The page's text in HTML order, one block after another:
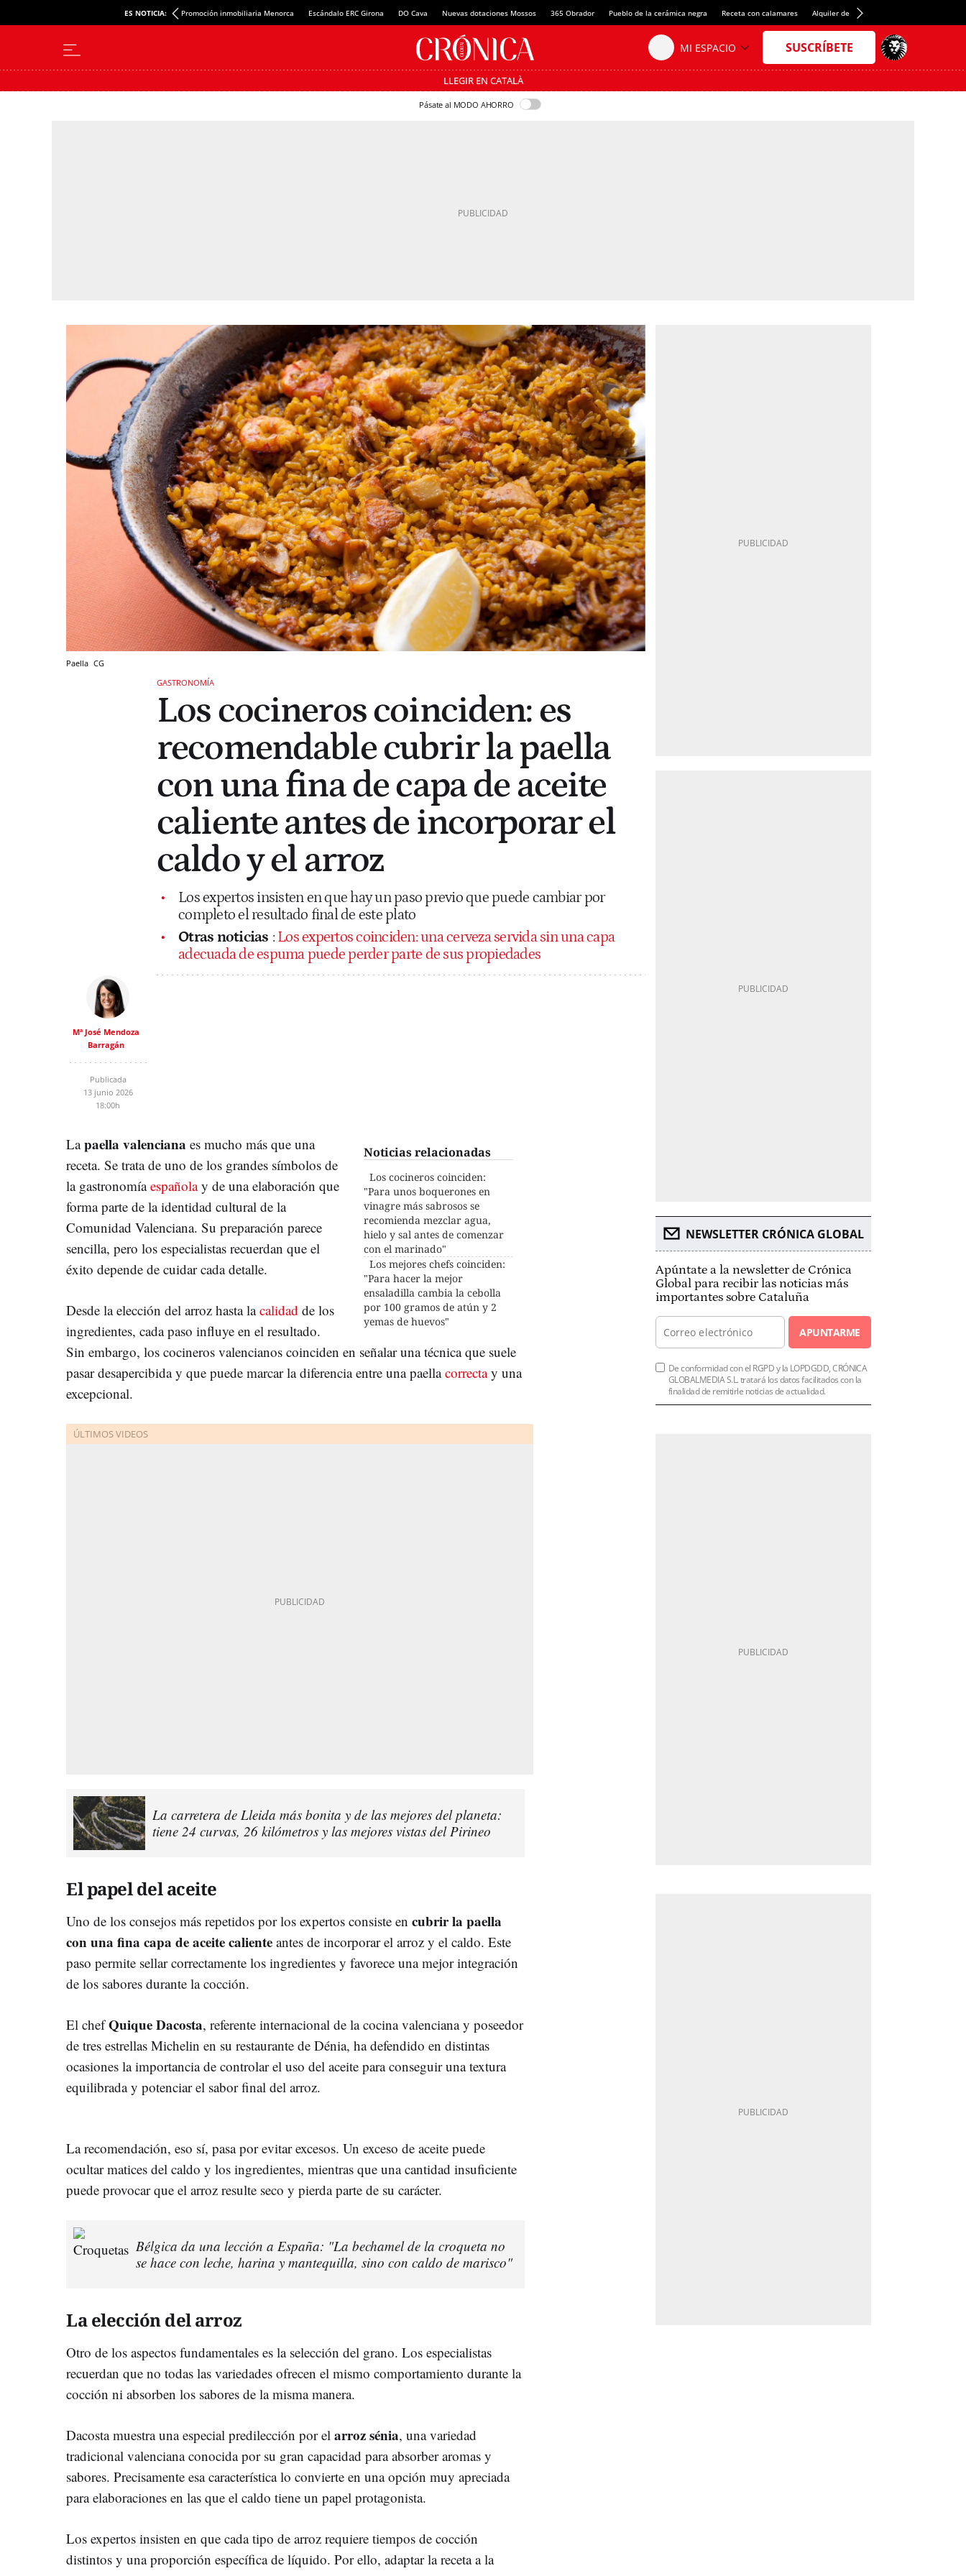
ES NOTICIA: Promoción inmobiliaria Menorca Escándalo ERC Girona DO Cava Nuevas dotaciones Mossos 365 Obrador Pueblo de la cerámica negra Receta con calamares Alquiler de habitaciones en España
LLEGIR EN CATALÀ
Pásate al MODO AHORRO
Paella CG
GASTRONOMÍA
Los cocineros coinciden: es
recomendable cubrir la paella
con una fina de capa de aceite
caliente antes de incorporar el
caldo y el arroz
Los expertos insisten en que hay un paso previo que puede cambiar por
completo el resultado final de este plato
Otras noticias : Los expertos coinciden: una cerveza servida sin una capa
adecuada de espuma puede perder parte de sus propiedades
Mª José Mendoza
Barragán
Publicada
13 junio 2026
18:00h
Noticias relacionadas
Los cocineros coinciden:
"Para unos boquerones en
vinagre más sabrosos se
recomienda mezclar agua,
hielo y sal antes de comenzar
con el marinado"
Los mejores chefs coinciden:
"Para hacer la mejor
ensaladilla cambia la cebolla
por 100 gramos de atún y 2
yemas de huevos"
Lapaella valenciana es mucho más que una
receta. Se trata de uno de los grandes símbolos de
la gastronomíaespañolay de una elaboración que
forma parte de la identidad cultural de la
Comunidad Valenciana. Su preparación parece
sencilla, pero los especialistas recuerdan que el
éxito depende de cuidar cada detalle.
Desde la elección del arroz hasta lacalidad de los
ingredientes, cada paso influye en el resultado.
Sin embargo, los cocineros valencianos coinciden en señalar una técnica que suele
pasar desapercibida y que puede marcar la diferencia entre una paellacorrectay una
excepcional.
La carretera de Lleida más bonita y de las mejores del planeta:
tiene 24 curvas, 26 kilómetros y las mejores vistas del Pirineo
El papel del aceite
Uno de los consejos más repetidos por los expertos consiste en cubrir la paella
con una fina capa de aceite caliente antes de incorporar el arroz y el caldo. Este
paso permite sellar correctamente los ingredientes y favorece una mejor integración
de los sabores durante la cocción.
El chefQuique Dacosta, referente internacional de la cocina valenciana y poseedor
de tres estrellas Michelin en su restaurante de Dénia, ha defendido en distintas
ocasiones la importancia de controlar el uso del aceite para conseguir una textura
equilibrada y potenciar el sabor final del arroz.
La recomendación, eso sí, pasa por evitar excesos. Un exceso de aceite puede
ocultar matices del caldo y los ingredientes, mientras que una cantidad insuficiente
puede provocar que el arroz resulte seco y pierda parte de su carácter.
Bélgica da una lección a España: "La bechamel de la croqueta no
se hace con leche, harina y mantequilla, sino con caldo de marisco"
La elección del arroz
Otro de los aspectos fundamentales es la selección del grano. Los especialistas
recuerdan que no todas las variedades ofrecen el mismo comportamiento durante la
cocción ni absorben los sabores de la misma manera.
Dacosta muestra una especial predilección por el arroz sénia, una variedad
tradicional valenciana conocida por su gran capacidad para absorber aromas y
sabores. Precisamente esa característica lo convierte en una opción muy apreciada
para elaboraciones en las que el caldo tiene un papel protagonista.
Los expertos insisten en que cada tipo de arroz requiere tiempos de cocción
distintos y una proporción específica de líquido. Por ello, adaptar la receta a la
NEWSLETTER CRÓNICA GLOBAL
Apúntate a la newsletter de Crónica
Global para recibir las noticias más
importantes sobre Cataluña
APUNTARME
De conformidad con el RGPD y la LOPDGDD, CRÓNICA
GLOBALMEDIA S.L. tratará los datos facilitados con la
finalidad de remitirle noticias de actualidad.